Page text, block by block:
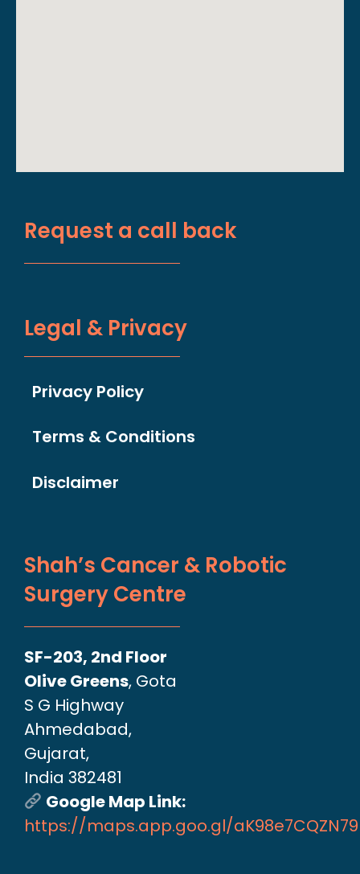
Request a call back
Legal & Privacy
Privacy Policy
Terms & Conditions
Disclaimer
Shah’s Cancer & Robotic
Surgery Centre
SF-203, 2nd Floor
Olive Greens, Gota
S G Highway
Ahmedabad,
Gujarat,
India 382481
Google Map Link:
https://maps.app.goo.gl/